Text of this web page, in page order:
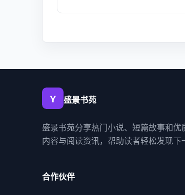
盛景书苑
盛景书苑分享热门小说、短篇故事和优
内容与阅读资讯，帮助读者轻松发现下
合作伙伴